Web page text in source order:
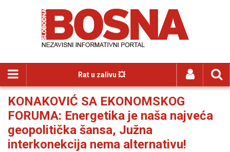
Rat u zalivu 💥
KONAKOVIĆ SA EKONOMSKOG
FORUMA: Energetika je naša najveća
geopolitička šansa, Južna
interkonekcija nema alternativu!